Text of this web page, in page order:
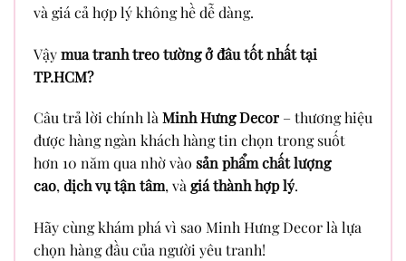
và giá cả hợp lý không hề dễ dàng.
Vậymua tranh treo tường ở đâu tốt nhất tại
TP.HCM?
Câu trả lời chính làMinh Hưng Decor – thương hiệu
được hàng ngàn khách hàng tin chọn trong suốt
hơn 10 năm qua nhờ vào sản phẩm chất lượng
cao,dịch vụ tận tâm, vàgiá thành hợp lý.
Hãy cùng khám phá vì sao Minh Hưng Decor là lựa
chọn hàng đầu của người yêu tranh!